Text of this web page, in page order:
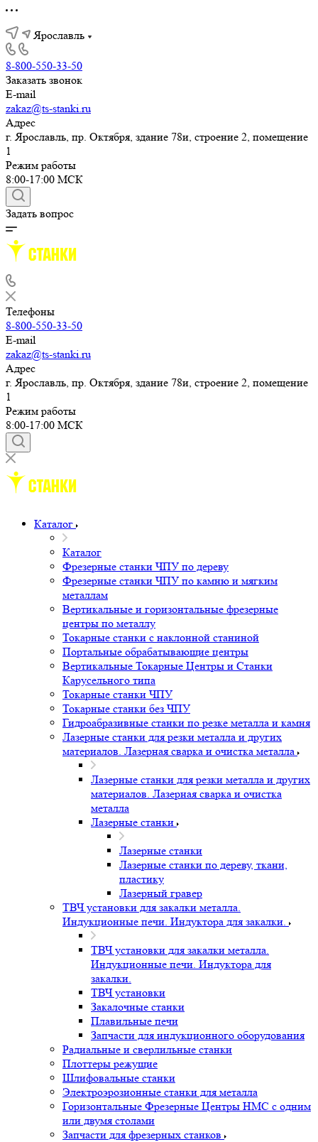
Ярославль
8-800-550-33-50
Заказать звонок
E-mail
zakaz@ts-stanki.ru
Адрес
г. Ярославль, пр. Октября, здание 78и, строение 2, помещение
1
Режим работы
8:00-17:00 МСК
Задать вопрос
Телефоны
8-800-550-33-50
E-mail
zakaz@ts-stanki.ru
Адрес
г. Ярославль, пр. Октября, здание 78и, строение 2, помещение
1
Режим работы
8:00-17:00 МСК
Каталог
Каталог
Фрезерные станки ЧПУ по дереву
Фрезерные станки ЧПУ по камню и мягким
металлам
Вертикальные и горизонтальные фрезерные
центры по металлу
Токарные станки с наклонной станиной
Портальные обрабатывающие центры
Вертикальные Токарные Центры и Станки
Карусельного типа
Токарные станки ЧПУ
Токарные станки без ЧПУ
Гидроабразивные станки по резке металла и камня
Лазерные станки для резки металла и других
материалов. Лазерная сварка и очистка металла
Лазерные станки для резки металла и других
материалов. Лазерная сварка и очистка
металла
Лазерные станки
Лазерные станки
Лазерные станки по дереву, ткани,
пластику
Лазерный гравер
ТВЧ установки для закалки металла.
Индукционные печи. Индуктора для закалки.
ТВЧ установки для закалки металла.
Индукционные печи. Индуктора для
закалки.
ТВЧ установки
Закалочные станки
Плавильные печи
Запчасти для индукционного оборудования
Радиальные и сверлильные станки
Плоттеры режущие
Шлифовальные станки
Электроэрозионные станки для металла
Горизонтальные Фрезерные Центры HMC с одним
или двумя столами
Запчасти для фрезерных станков